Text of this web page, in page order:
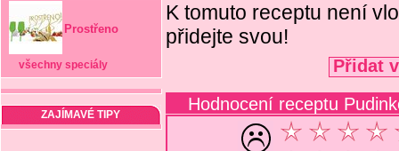
Prostřeno
všechny speciály
ZAJÍMAVÉ TIPY
K tomuto receptu není
přidejte svou!
Přidat
Hodnocení receptu